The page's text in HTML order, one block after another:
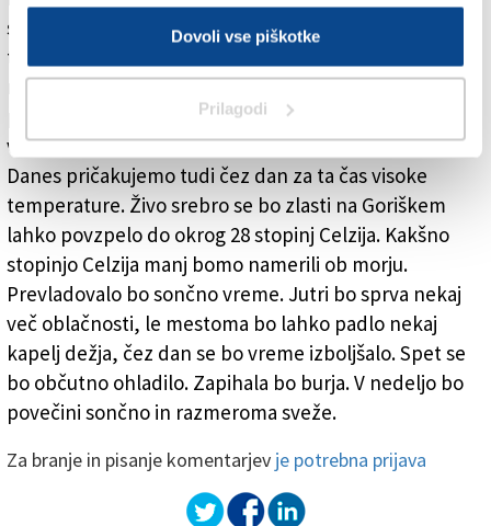
Dovoli vse piškotke
Prilagodi
subtropskega zraka nad našim območjem občutno
toplejša od včerajšnje. V Zgoniku je bila, denimo,
najnižja nočna temperatura 16,5 stopinje Celzija, se
pravi, da za kar 12,2 stopinje Celzija toplejša od
včerajšnje. Tudi ta podatek ni ravno vsakdanji.
Danes pričakujemo tudi čez dan za ta čas visoke
temperature. Živo srebro se bo zlasti na Goriškem
lahko povzpelo do okrog 28 stopinj Celzija. Kakšno
stopinjo Celzija manj bomo namerili ob morju.
Prevladovalo bo sončno vreme. Jutri bo sprva nekaj
več oblačnosti, le mestoma bo lahko padlo nekaj
kapelj dežja, čez dan se bo vreme izboljšalo. Spet se
bo občutno ohladilo. Zapihala bo burja. V nedeljo bo
povečini sončno in razmeroma sveže.
Za branje in pisanje komentarjev je potrebna prijava